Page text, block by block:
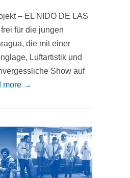
– EL NIDO DE LAS
für die jungen
die mit einer
Luftartistik und
Show auf
more →